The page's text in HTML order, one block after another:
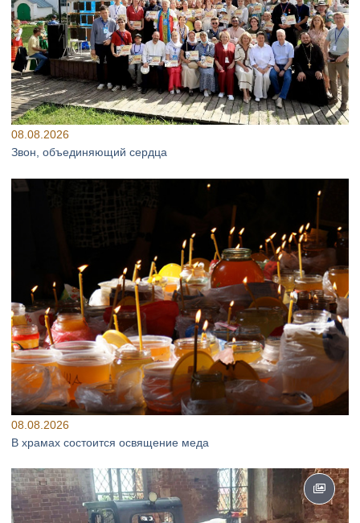
08.08.2026
Звон, объединяющий сердца
08.08.2026
В храмах состоится освящение меда